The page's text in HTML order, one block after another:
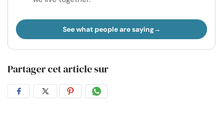
See what people are saying
Partager cet article sur
PartagerPartagerPartagerPartager